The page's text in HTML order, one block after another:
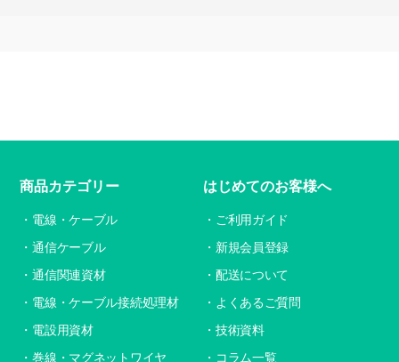
商品カテゴリー
電線・ケーブル
通信ケーブル
通信関連資材
電線・ケーブル接続処理材
電設用資材
巻線・マグネットワイヤ
はじめてのお客様へ
ご利用ガイド
新規会員登録
配送について
よくあるご質問
技術資料
コラム一覧